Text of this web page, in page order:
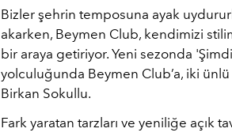
Bizler şehrin temposuna ayak
akarken, Beymen Club, kendimizi
bir araya getiriyor. Yeni sezonda
yolculuğunda Beymen Club’a, iki
Birkan Sokullu.
Fark yaratan tarzları ve yeniliğe açık